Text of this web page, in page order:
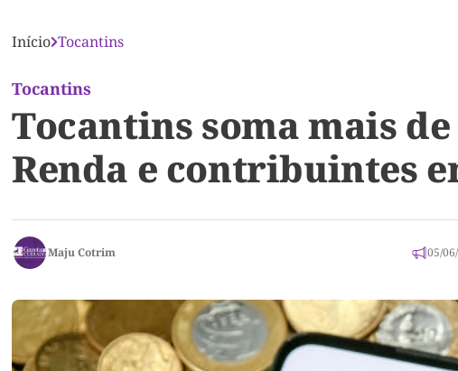
Início Tocantins
Tocantins
Tocantins soma mais
Renda e contribuintes
Maju Cotrim 05/